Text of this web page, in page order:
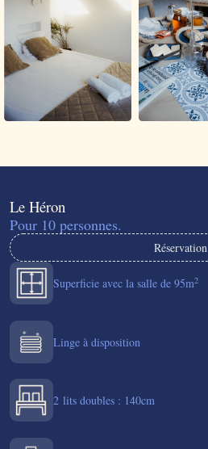
Le Héron
Pour 10 personnes.
Réservation
Superficie avec la salle de 95m2
Linge à disposition
2 lits doubles : 140cm